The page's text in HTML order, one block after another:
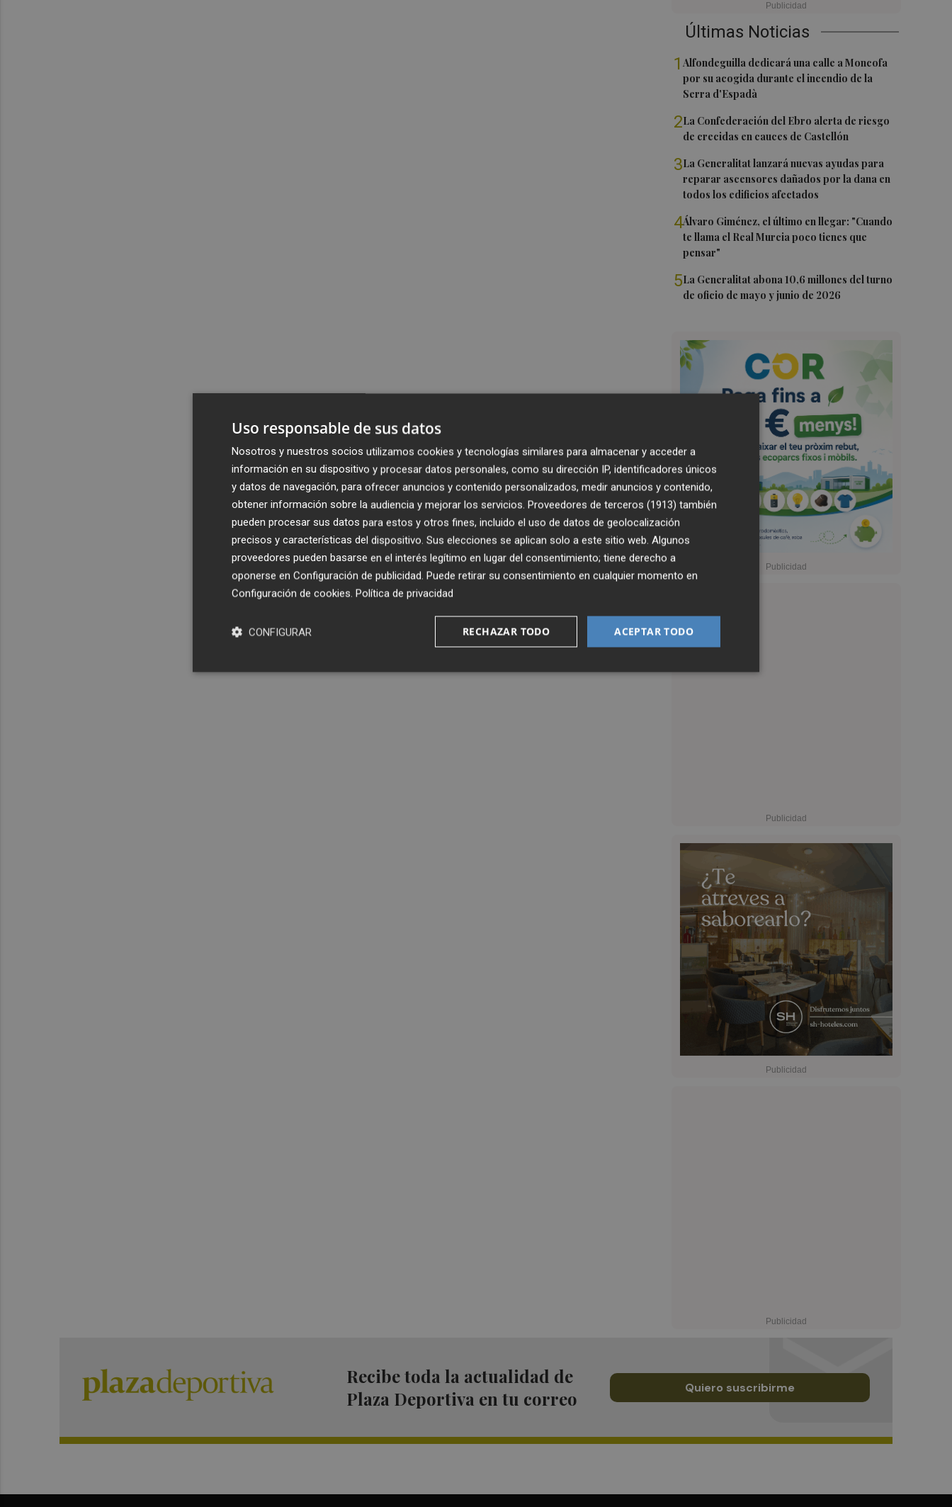
Últimas Noticias
1Alfondeguilla dedicará una calle a Moncofa
por su acogida durante el incendio de la
Serra d'Espadà
2La Confederación del Ebro alerta de riesgo
de crecidas en cauces de Castellón
3La Generalitat lanzará nuevas ayudas para
reparar ascensores dañados por la dana en
todos los edificios afectados
4Álvaro Giménez, el último en llegar: "Cuando
te llama el Real Murcia poco tienes que
pensar"
5La Generalitat abona 10,6 millones del turno
de oficio de mayo y junio de 2026
Recibe toda la actualidad de
Plaza Deportiva en tu correo
Quiero suscribirme
Uso responsable de sus datos
Nosotros y nuestros socios utilizamos cookies y tecnologías similares para almacenar y acceder a
información en su dispositivo y procesar datos personales, como su dirección IP, identificadores únicos
y datos de navegación, para ofrecer anuncios y contenido personalizados, medir anuncios y contenido,
obtener información sobre la audiencia y mejorar los servicios. Proveedores de terceros (1913) también
pueden procesar sus datos para estos y otros fines, incluido el uso de datos de geolocalización
precisos y características del dispositivo. Sus elecciones se aplican solo a este sitio web. Algunos
proveedores pueden basarse en el interés legítimo en lugar del consentimiento; tiene derecho a
oponerse en Configuración de publicidad. Puede retirar su consentimiento en cualquier momento en
Configuración de cookies. Política de privacidad
ACEPTAR TODO
RECHAZAR TODO
CONFIGURAR